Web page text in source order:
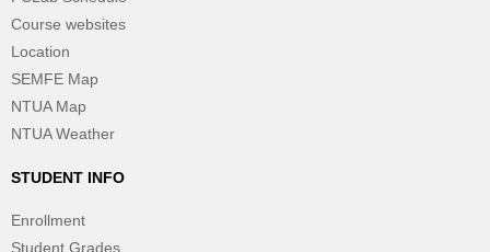
Course websites
Location
SEMFE Map
NTUA Map
NTUA Weather
STUDENT INFO
Enrollment
Student Grades